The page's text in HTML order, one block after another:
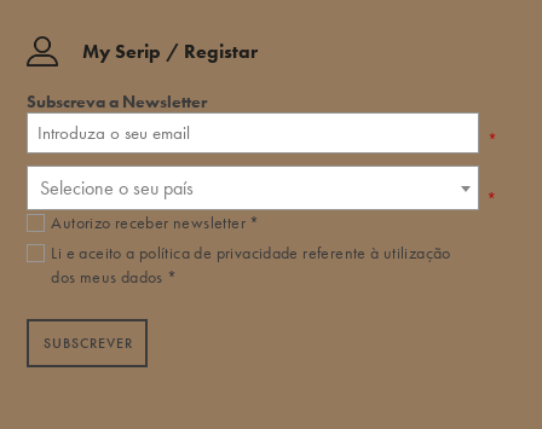
My Serip / Registar
Subscreva a Newsletter
*
Selecione o seu país *
Autorizo receber newsletter *
Li e aceito a política de privacidade referente à utilização
dos meus dados *
SUBSCREVER